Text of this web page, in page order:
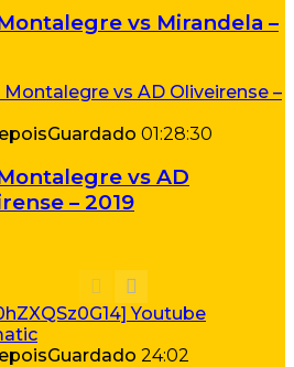
vs Mirandela –
Guardado 01:28:30
vs AD
– 2019
Guardado 24:02